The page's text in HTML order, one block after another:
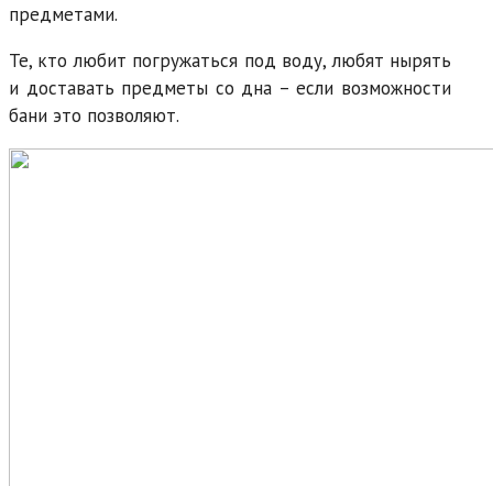
предметами.
Те, кто любит погружаться под воду, любят нырять
и доставать предметы со дна – если возможности
бани это позволяют.